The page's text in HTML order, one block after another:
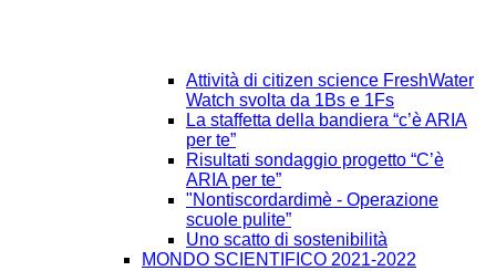
Attività di citizen science FreshWater
Watch svolta da 1Bs e 1Fs
La staffetta della bandiera “c’è ARIA
per te”
Risultati sondaggio progetto “C’è
ARIA per te”
"Nontiscordardimè - Operazione
scuole pulite”
Uno scatto di sostenibilità
MONDO SCIENTIFICO 2021-2022